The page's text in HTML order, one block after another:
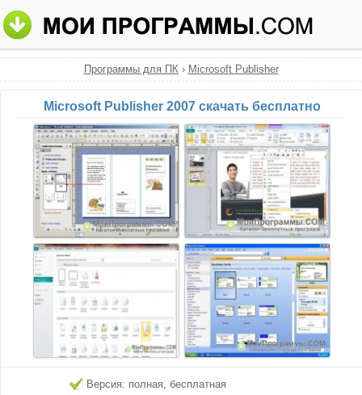
Программы для ПК› Microsoft Publisher
Microsoft Publisher 2007 скачать бесплатно
Версия: полная, бесплатная